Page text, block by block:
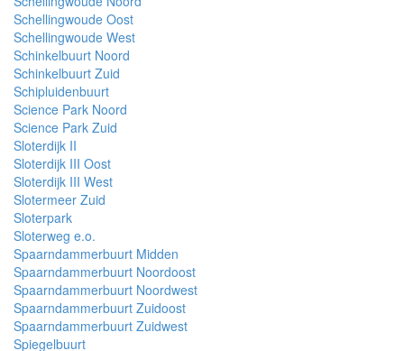
Schellingwoude Oost
Schellingwoude West
Schinkelbuurt Noord
Schinkelbuurt Zuid
Schipluidenbuurt
Science Park Noord
Science Park Zuid
Sloterdijk II
Sloterdijk III Oost
Sloterdijk III West
Slotermeer Zuid
Sloterpark
Sloterweg e.o.
Spaarndammerbuurt Midden
Spaarndammerbuurt Noordoost
Spaarndammerbuurt Noordwest
Spaarndammerbuurt Zuidoost
Spaarndammerbuurt Zuidwest
Spiegelbuurt